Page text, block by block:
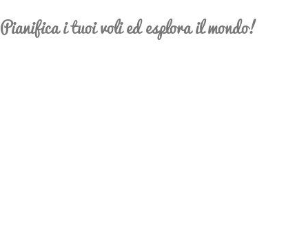
Pianifica i tuoi voli ed esplora il mondo!